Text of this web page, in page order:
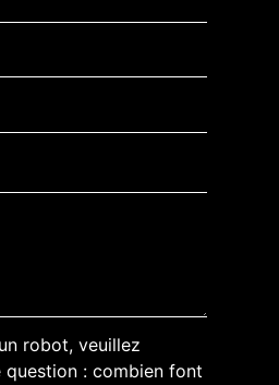
robot, veuillez
: combien font